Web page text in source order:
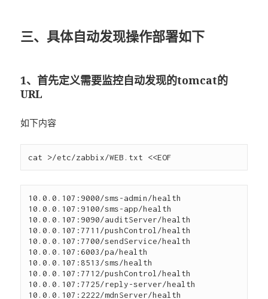
三、具体自动发现操作部署如下
1、首先定义需要监控自动发现的tomcat的
URL
如下内容
10.0.0.107:9000/sms-admin/health
10.0.0.107:9100/sms-app/health
10.0.0.107:9090/auditServer/health
10.0.0.107:7711/pushControl/health
10.0.0.107:7700/sendService/health
10.0.0.107:6003/pa/health
10.0.0.107:8513/sms/health
10.0.0.107:7712/pushControl/health
10.0.0.107:7725/reply-server/health
10.0.0.107:2222/mdnServer/health